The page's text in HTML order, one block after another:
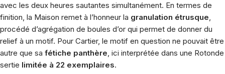
avec les deux heures sautantes simultanément. En termes de
finition, la Maison remet à l’honneur la granulation étrusque,
procédé d’agrégation de boules d’or qui permet de donner du
relief à un motif. Pour Cartier, le motif en question ne pouvait être
autre que sa fétiche panthère, ici interprétée dans une Rotonde
sertie limitée à 22 exemplaires.